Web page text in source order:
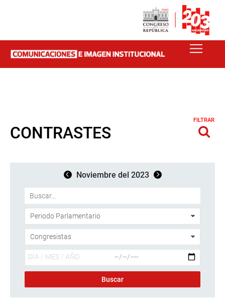
CONTRASTES
FILTRAR
Noviembre del 2023